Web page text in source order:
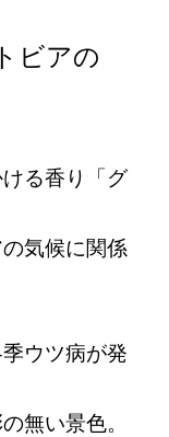
ビアの
る香り「グ
気候に関係
ウツ病が発
無い景色。